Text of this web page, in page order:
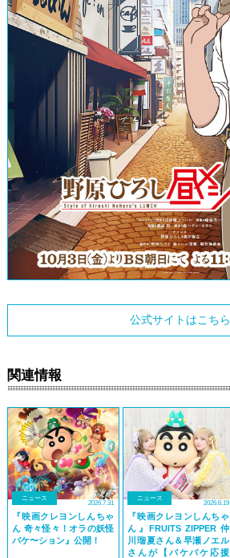
公式サイトはこちら
関連情報
ニュース
2026.7.31
『映画クレヨンしんちゃ
ん 奇々怪々！オラの妖怪
バケ〜ション』公開！
ニュース
2026.6.19
『映画クレヨンしんちゃ
ん』FRUITS ZIPPER 仲
川瑠夏さん＆早瀬ノエル
さんが【バケバケ応援